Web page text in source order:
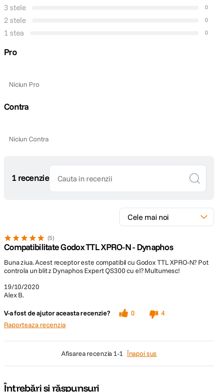
3 stele 0
2 stele 0
1 stea 0
Pro
Niciun Pro
Contra
Niciun Contra
1 recenzie
5
Compatibilitate Godox TTL XPRO-N - Dynaphos
19/10/2020
Alex B.
Buna ziua. Acest receptor este compatibil cu Godox TTL XPRO-N? Pot
controla un blitz Dynaphos Expert QS300 cu el? Multumesc!
V-a fost de ajutor aceasta recenzie? 0
4
Raporteaza recenzia
afisarea recenzia 1-1 Înapoi sus
Întrebări și răspunsuri